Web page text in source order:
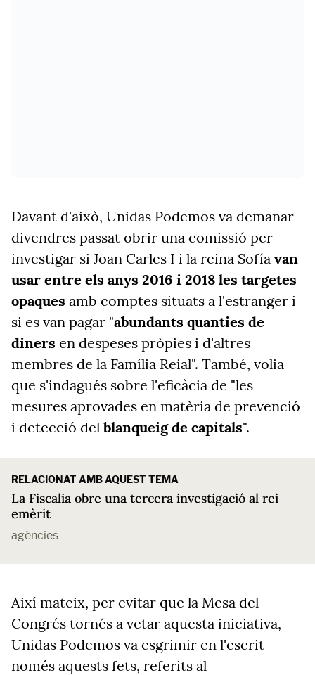
Davant d'això, Unidas Podemos va demanar
divendres passat obrir una comissió per
investigar si Joan Carles I i la reina Sofía van
usar entre els anys 2016 i 2018 les targetes
opaques amb comptes situats a l'estranger i
si es van pagar "abundants quanties de
diners en despeses pròpies i d'altres
membres de la Família Reial". També, volia
que s'indagués sobre l'eficàcia de "les
mesures aprovades en matèria de prevenció
i detecció del blanqueig de capitals".
RELACIONAT AMB AQUEST TEMA
La Fiscalia obre una tercera investigació al rei
emèrit
agències
Així mateix, per evitar que la Mesa del
Congrés tornés a vetar aquesta iniciativa,
Unidas Podemos va esgrimir en l'escrit
només aquests fets, referits al